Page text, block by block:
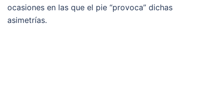
ocasiones en las que el pie “provoca” dichas
asimetrías.